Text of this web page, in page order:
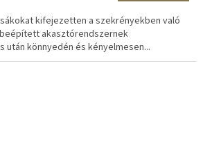
kifejezetten a szekrényekben való
akasztórendszernek
könnyedén és kényelmesen...